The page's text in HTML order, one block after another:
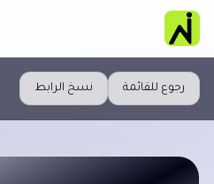
رجوع للقائمة نسخ الرابط